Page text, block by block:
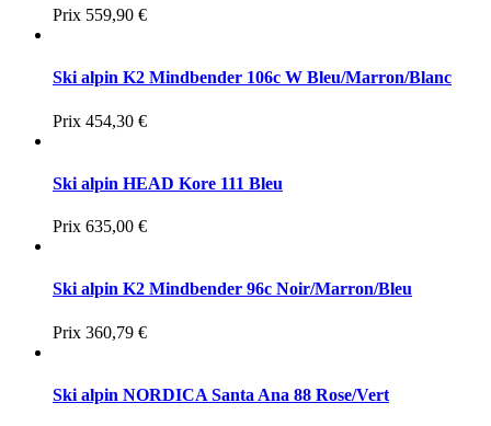
Prix 559,90 €
Ski alpin K2 Mindbender 106c W Bleu/Marron/Blanc
Prix 454,30 €
Ski alpin HEAD Kore 111 Bleu
Prix 635,00 €
Ski alpin K2 Mindbender 96c Noir/Marron/Bleu
Prix 360,79 €
Ski alpin NORDICA Santa Ana 88 Rose/Vert